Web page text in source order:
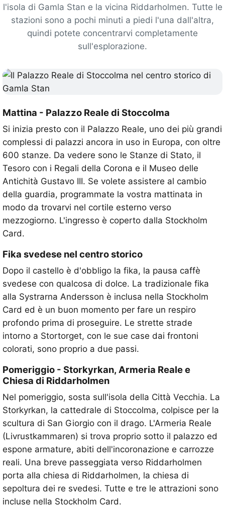
l'isola di Gamla Stan e la vicina Riddarholmen. Tutte le
stazioni sono a pochi minuti a piedi l'una dall'altra,
quindi potete concentrarvi completamente
sull'esplorazione.
Mattina - Palazzo Reale di Stoccolma
Si inizia presto con il Palazzo Reale, uno dei più grandi
complessi di palazzi ancora in uso in Europa, con oltre
600 stanze. Da vedere sono le Stanze di Stato, il
Tesoro con i Regali della Corona e il Museo delle
Antichità Gustavo III. Se volete assistere al cambio
della guardia, programmate la vostra mattinata in
modo da trovarvi nel cortile esterno verso
mezzogiorno. L'ingresso è coperto dalla Stockholm
Card.
Fika svedese nel centro storico
Dopo il castello è d'obbligo la fika, la pausa caffè
svedese con qualcosa di dolce. La tradizionale fika
alla Systrarna Andersson è inclusa nella Stockholm
Card ed è un buon momento per fare un respiro
profondo prima di proseguire. Le strette strade
intorno a Stortorget, con le sue case dai frontoni
colorati, sono proprio a due passi.
Pomeriggio - Storkyrkan, Armeria Reale e
Chiesa di Riddarholmen
Nel pomeriggio, sosta sull'isola della Città Vecchia. La
Storkyrkan, la cattedrale di Stoccolma, colpisce per la
scultura di San Giorgio con il drago. L'Armeria Reale
(Livrustkammaren) si trova proprio sotto il palazzo ed
espone armature, abiti dell'incoronazione e carrozze
reali. Una breve passeggiata verso Riddarholmen
porta alla chiesa di Riddarholmen, la chiesa di
sepoltura dei re svedesi. Tutte e tre le attrazioni sono
incluse nella Stockholm Card.